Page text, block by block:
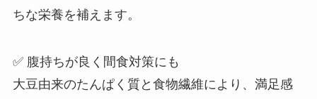
ちな栄養を補えます。
✅ 腹持ちが良く間食対策にも
大豆由来のたんぱく質と食物繊維により、満足感